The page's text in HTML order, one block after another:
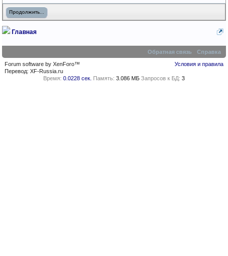
Продолжить...
Главная
Обратная связь
Справка
Условия и правила
Forum software by XenForo™
Перевод:XF-Russia.ru
Время: 0.0228 сек. Память: 3.086 МБ Запросов к БД: 3